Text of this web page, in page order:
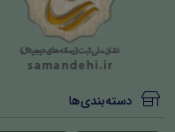
دسته‌بندی‌ها